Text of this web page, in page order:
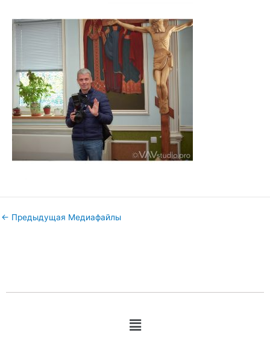
← Предыдущая Медиафайлы
Меню